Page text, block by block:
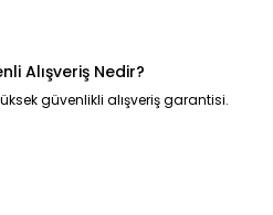
Alışveriş Nedir?
güvenlikli alışveriş garantisi.